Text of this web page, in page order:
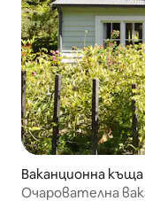
Ваканционна къща
Очарователна